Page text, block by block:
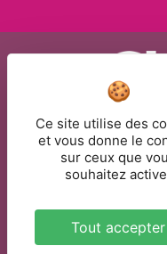
26 rue
51000
Ce site utilise des
et vous donne le
sur ceux que
souhaitez
Tout accepter